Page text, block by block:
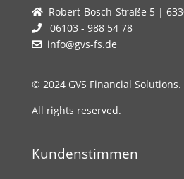
Robert-Bosch-Straße 5 |
06103 - 988 54 78
info@gvs-fs.de
© 2024 GVS Financial Solutions.
All rights reserved.
Kundenstimmen